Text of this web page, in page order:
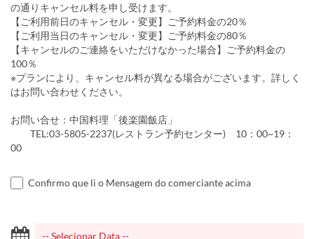
の通りキャンセル料を申し受けます。
【ご利用前日のキャンセル・変更】ご予約料金の20％
【ご利用当日のキャンセル・変更】ご予約料金の80％
【キャンセルのご連絡をいただけなかった場合】ご予約料金の
100％
※プランにより、キャンセル料が異なる場合がございます。詳しく
はお問い合わせください。
お問い合せ：中国料理「後楽園飯店」
TEL:03-5805-2237(レストラン予約センター) 10：00~19：
00
Confirmo que li o Mensagem do comerciante acima